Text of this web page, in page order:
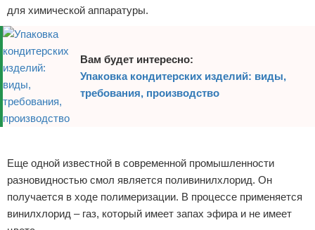
для химической аппаратуры.
Вам будет интересно:
Упаковка кондитерских изделий: виды,
требования, производство
Еще одной известной в современной промышленности
разновидностью смол является поливинилхлорид. Он
получается в ходе полимеризации. В процессе применяется
винилхлорид – газ, который имеет запах эфира и не имеет